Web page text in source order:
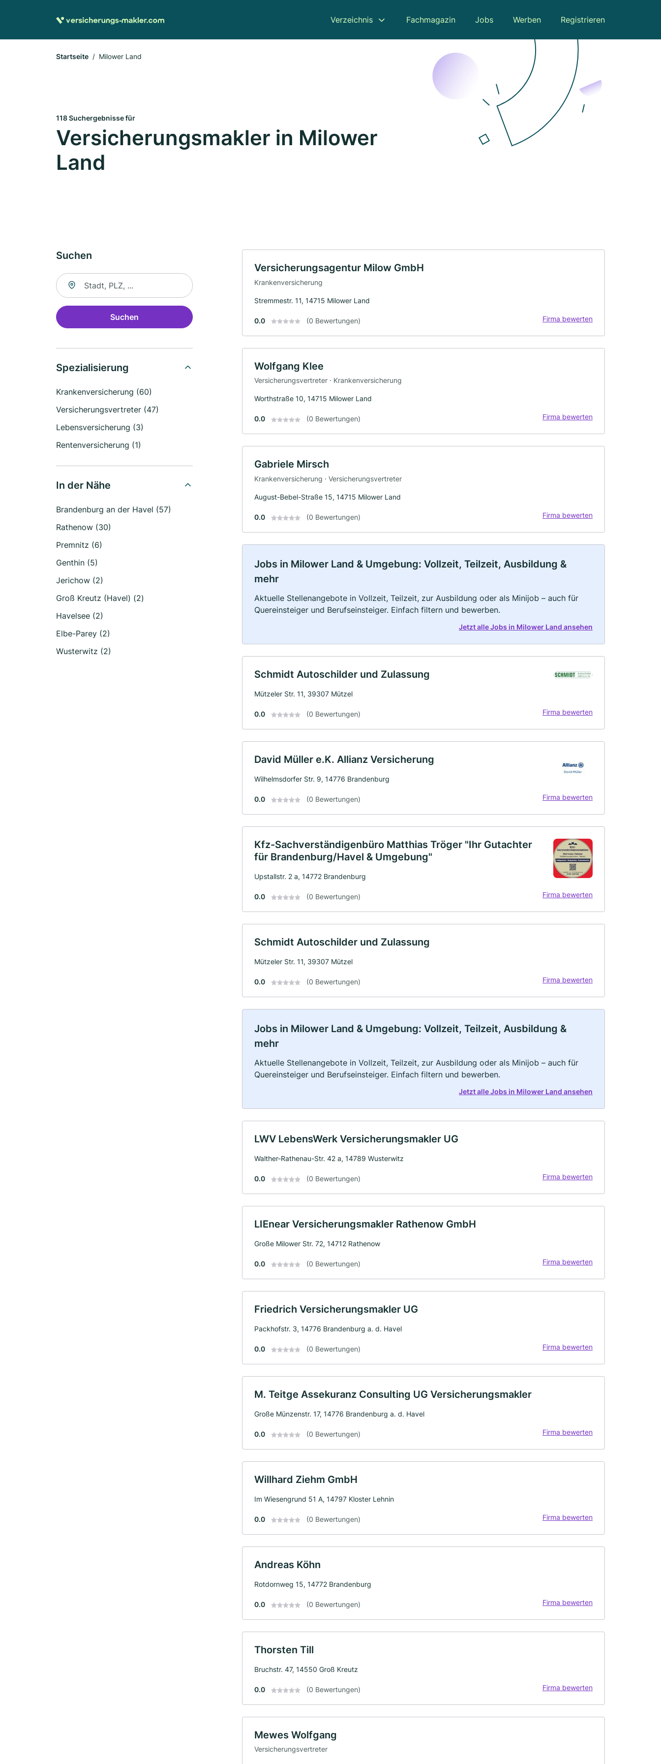
Verzeichnis Fachmagazin Jobs Werben Registrieren
Startseite Milower Land
118 Suchergebnisse für
Versicherungsmakler in Milower
Land
Suchen
Suche nach Ort
Suchen
Spezialisierung
Krankenversicherung (60)
Versicherungsvertreter (47)
Lebensversicherung (3)
Rentenversicherung (1)
In der Nähe
Brandenburg an der Havel (57)
Rathenow (30)
Premnitz (6)
Genthin (5)
Jerichow (2)
Groß Kreutz (Havel) (2)
Havelsee (2)
Elbe-Parey (2)
Wusterwitz (2)
Versicherungsagentur Milow GmbH
Krankenversicherung
Stremmestr. 11, 14715 Milower Land
0.0 (0 Bewertungen) Firma bewerten
Wolfgang Klee
Versicherungsvertreter · Krankenversicherung
Worthstraße 10, 14715 Milower Land
0.0 (0 Bewertungen) Firma bewerten
Gabriele Mirsch
Krankenversicherung · Versicherungsvertreter
August-Bebel-Straße 15, 14715 Milower Land
0.0 (0 Bewertungen) Firma bewerten
Jobs in Milower Land & Umgebung: Vollzeit, Teilzeit, Ausbildung &
mehr
Aktuelle Stellenangebote in Vollzeit, Teilzeit, zur Ausbildung oder als Minijob – auch für
Quereinsteiger und Berufseinsteiger. Einfach filtern und bewerben.
Jetzt alle Jobs in Milower Land ansehen
Schmidt Autoschilder und Zulassung
Mützeler Str. 11, 39307 Mützel
0.0 (0 Bewertungen) Firma bewerten
David Müller e.K. Allianz Versicherung
Wilhelmsdorfer Str. 9, 14776 Brandenburg
0.0 (0 Bewertungen) Firma bewerten
Kfz-Sachverständigenbüro Matthias Tröger "Ihr Gutachter
für Brandenburg/Havel & Umgebung"
Upstallstr. 2 a, 14772 Brandenburg
0.0 (0 Bewertungen) Firma bewerten
Schmidt Autoschilder und Zulassung
Mützeler Str. 11, 39307 Mützel
0.0 (0 Bewertungen) Firma bewerten
Jobs in Milower Land & Umgebung: Vollzeit, Teilzeit, Ausbildung &
mehr
Aktuelle Stellenangebote in Vollzeit, Teilzeit, zur Ausbildung oder als Minijob – auch für
Quereinsteiger und Berufseinsteiger. Einfach filtern und bewerben.
Jetzt alle Jobs in Milower Land ansehen
LWV LebensWerk Versicherungsmakler UG
Walther-Rathenau-Str. 42 a, 14789 Wusterwitz
0.0 (0 Bewertungen) Firma bewerten
LIEnear Versicherungsmakler Rathenow GmbH
Große Milower Str. 72, 14712 Rathenow
0.0 (0 Bewertungen) Firma bewerten
Friedrich Versicherungsmakler UG
Packhofstr. 3, 14776 Brandenburg a. d. Havel
0.0 (0 Bewertungen) Firma bewerten
M. Teitge Assekuranz Consulting UG Versicherungsmakler
Große Münzenstr. 17, 14776 Brandenburg a. d. Havel
0.0 (0 Bewertungen) Firma bewerten
Willhard Ziehm GmbH
Im Wiesengrund 51 A, 14797 Kloster Lehnin
0.0 (0 Bewertungen) Firma bewerten
Andreas Köhn
Rotdornweg 15, 14772 Brandenburg
0.0 (0 Bewertungen) Firma bewerten
Thorsten Till
Bruchstr. 47, 14550 Groß Kreutz
0.0 (0 Bewertungen) Firma bewerten
Mewes Wolfgang
Versicherungsvertreter